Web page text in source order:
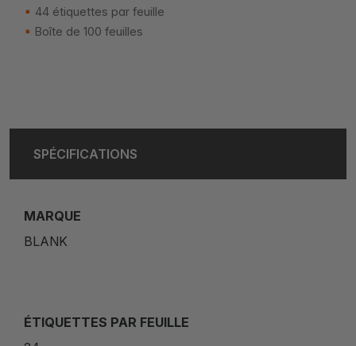
44 étiquettes par feuille
Boîte de 100 feuilles
SPÉCIFICATIONS
MARQUE
BLANK
ÉTIQUETTES PAR FEUILLE